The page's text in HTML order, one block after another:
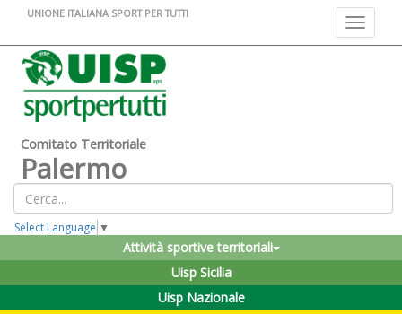
Toggle
UNIONE ITALIANA SPORT PER TUTTI
Comitato Territoriale
Palermo
Select Language ▼
Attività sportive territoriali
Uisp Sicilia
Uisp Nazionale